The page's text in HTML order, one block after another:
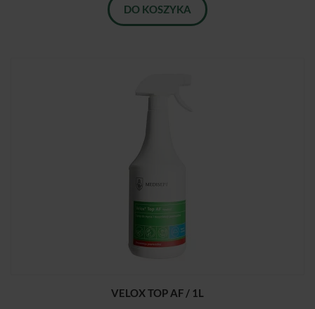
DO KOSZYKA
VELOX TOP AF / 1L